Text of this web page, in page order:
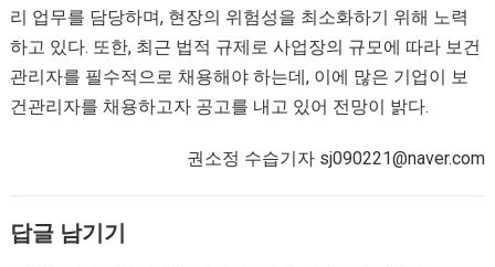
리 업무를 담당하며, 현장의 위험성을 최소화하기 위해 노력
하고 있다. 또한, 최근 법적 규제로 사업장의 규모에 따라 보건
관리자를 필수적으로 채용해야 하는데, 이에 많은 기업이 보
건관리자를 채용하고자 공고를 내고 있어 전망이 밝다.
권소정 수습기자 sj090221@naver.com
답글 남기기